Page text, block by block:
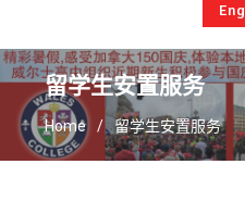
留学生安置服务
Home 留学生安置服务